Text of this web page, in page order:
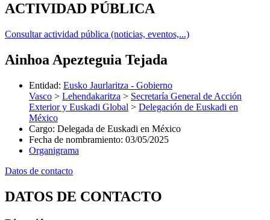
ACTIVIDAD PÚBLICA
Consultar actividad pública (noticias, eventos,...)
Ainhoa Apezteguia Tejada
Entidad: Eusko Jaurlaritza - Gobierno
Vasco > Lehendakaritza > Secretaría General de Acción
Exterior y Euskadi Global > Delegación de Euskadi en
México
Cargo: Delegada de Euskadi en México
Fecha de nombramiento: 03/05/2025
Organigrama
Datos de contacto
DATOS DE CONTACTO